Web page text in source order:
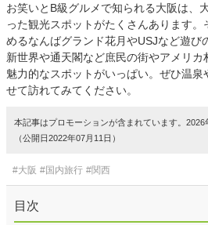
お笑いとB級グルメで知られる大阪は、
った観光スポットがたくさんあります。
めるなんばグランド花月やUSJなど遊び
新世界や通天閣など庶民の街やアメリ
魅力的なスポットがいっぱい。ぜひ温
せて訪れてみてください。
本記事はプロモーションが含まれています。
（公開日2022年07月11日）
#大阪 #国内旅行 #関西
目次